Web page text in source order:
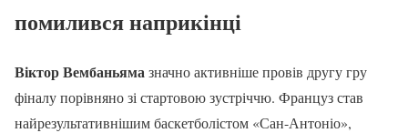
помилився наприкінці
Віктор Вембаньямазначно активніше провів другу гру
фіналу порівняно зі стартовою зустріччю. Француз став
найрезультативнішим баскетболістом «Сан-Антоніо»,